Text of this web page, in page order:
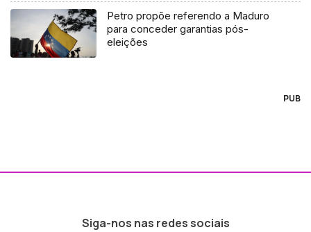
Petro propõe referendo a Maduro
para conceder garantias pós-
eleições
PUB
Siga-nos nas redes sociais